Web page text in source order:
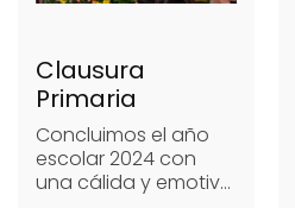
Clausura
Primaria
Concluimos el año
escolar 2024 con
una cálida y emotiva